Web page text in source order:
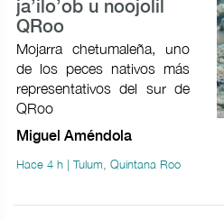
ja’ilo’ob u noojolil
QRoo
Mojarra chetumaleña, uno
de los peces nativos más
representativos del sur de
QRoo
Miguel Améndola
Hace 4 h | Tulum, Quintana Roo